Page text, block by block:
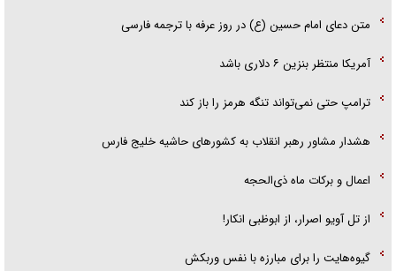
متن دعای امام حسین (ع) در روز عرفه با ترجمه فارسی
آمریکا منتظر بنزین ۶ دلاری باشد
ترامپ حتی نمی‌تواند تنگه هرمز را باز کند
هشدار مشاور رهبر انقلاب به کشور‌های حاشیه خلیج فارس
اعمال و برکات ماه ذی‌الحجه
از تل آویو اصرار، از ابوظبی انکار!
گیوه‌هایت را برای مبارزه با نفس وربکش